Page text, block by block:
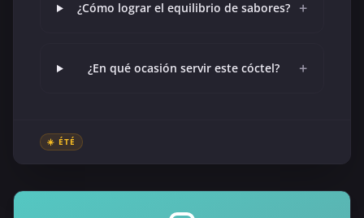
¿Cómo lograr el equilibrio de sabores? +
¿En qué ocasión servir este cóctel? +
☀️ ÉTÉ